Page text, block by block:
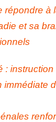
répondre à
et sa
: instruction
immédiate